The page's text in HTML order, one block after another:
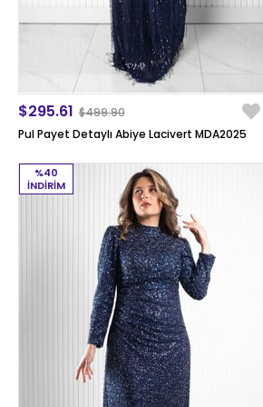
Pul Payet Detaylı Abiye Lacivert MDA2025
$295.61 $499.90
%40
İNDIRIM